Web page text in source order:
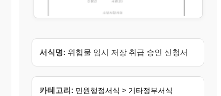
서식명: 위험물 임시 저장 취급 승인 신청서
카테고리: 민원행정서식 > 기타정부서식